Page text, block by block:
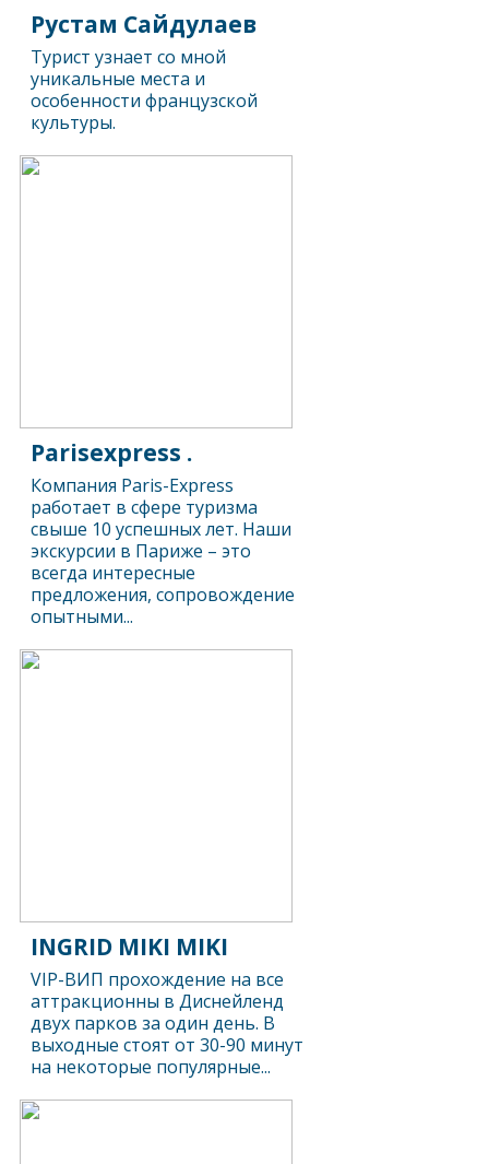
Рустам Сайдулаев
Турист узнает со мной
уникальные места и
особенности французской
культуры.
Parisexpress .
Компания Paris-Express
работает в сфере туризма
свыше 10 успешных лет. Наши
экскурсии в Париже – это
всегда интересные
предложения, сопровождение
опытными...
INGRID MIKI MIKI
VIP-ВИП прохождение на все
аттракционны в Диснейленд
двух парков за один день. В
выходные стоят от 30-90 минут
на некоторые популярные...